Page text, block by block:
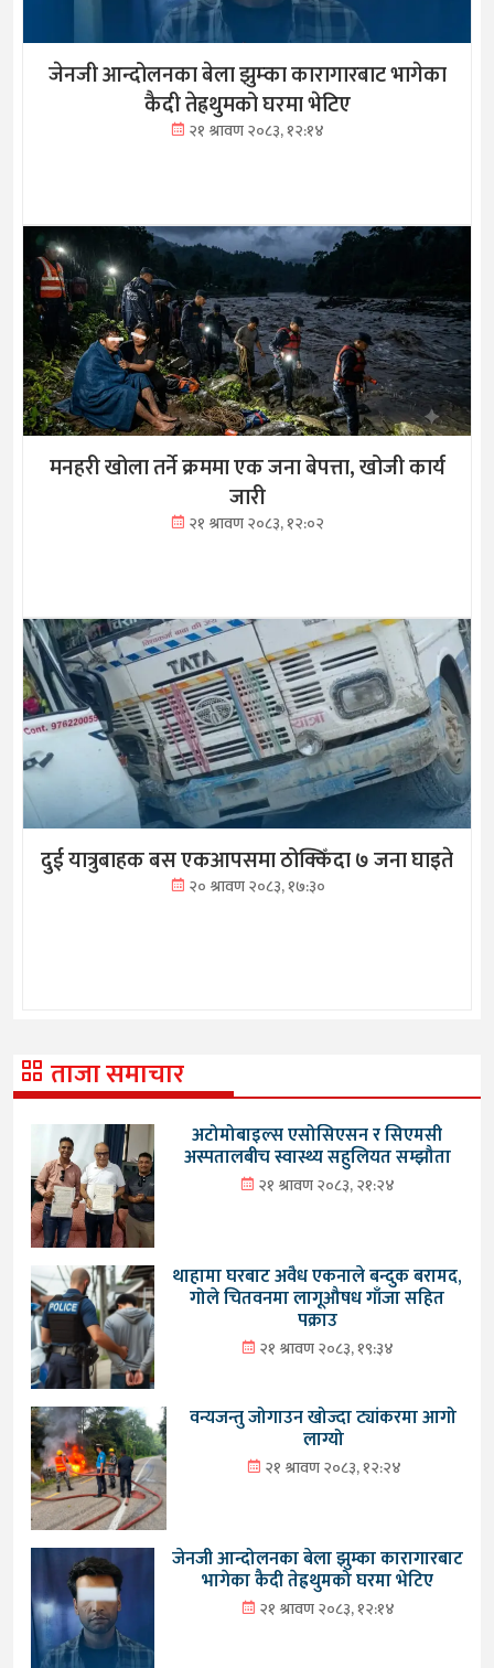
जेनजी आन्दोलनका बेला झुम्का कारागारबाट भागेका
कैदी तेह्रथुमको घरमा भेटिए
२१ श्रावण २०८३, १२:१४
मनहरी खोला तर्ने क्रममा एक जना बेपत्ता, खोजी कार्य
जारी
२१ श्रावण २०८३, १२:०२
दुई यात्रुबाहक बस एकआपसमा ठोक्किँदा ७ जना घाइते
२० श्रावण २०८३, १७:३०
ताजा समाचार
अटोमोबाइल्स एसोसिएसन र सिएमसी
अस्पतालबीच स्वास्थ्य सहुलियत सम्झौता
२१ श्रावण २०८३, २१:२४
थाहामा घरबाट अवैध एकनाले बन्दुक बरामद,
गोले चितवनमा लागूऔषध गाँजा सहित
पक्राउ
२१ श्रावण २०८३, १९:३४
वन्यजन्तु जोगाउन खोज्दा ट्यांकरमा आगो
लाग्यो
२१ श्रावण २०८३, १२:२४
जेनजी आन्दोलनका बेला झुम्का कारागारबाट
भागेका कैदी तेह्रथुमको घरमा भेटिए
२१ श्रावण २०८३, १२:१४